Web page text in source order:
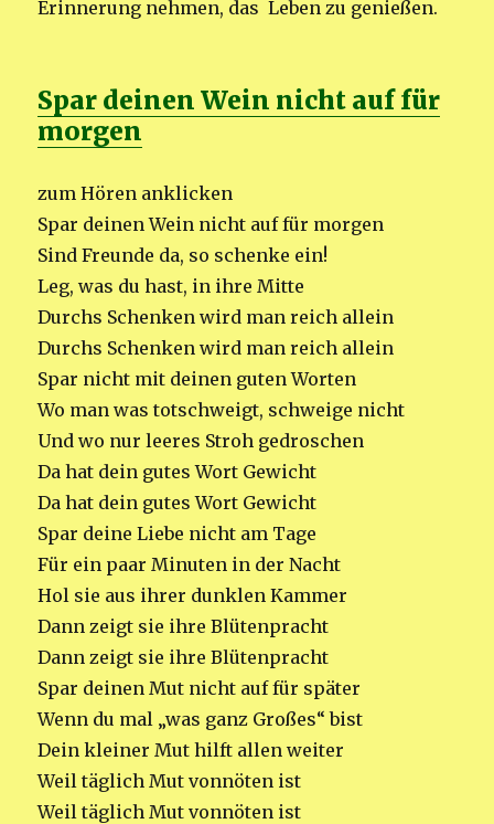
Erinnerung nehmen, das Leben zu genießen.
Spar deinen Wein nicht auf für
morgen
zum Hören anklicken
Spar deinen Wein nicht auf für morgen
Sind Freunde da, so schenke ein!
Leg, was du hast, in ihre Mitte
Durchs Schenken wird man reich allein
Durchs Schenken wird man reich allein
Spar nicht mit deinen guten Worten
Wo man was totschweigt, schweige nicht
Und wo nur leeres Stroh gedroschen
Da hat dein gutes Wort Gewicht
Da hat dein gutes Wort Gewicht
Spar deine Liebe nicht am Tage
Für ein paar Minuten in der Nacht
Hol sie aus ihrer dunklen Kammer
Dann zeigt sie ihre Blütenpracht
Dann zeigt sie ihre Blütenpracht
Spar deinen Mut nicht auf für später
Wenn du mal „was ganz Großes“ bist
Dein kleiner Mut hilft allen weiter
Weil täglich Mut vonnöten ist
Weil täglich Mut vonnöten ist